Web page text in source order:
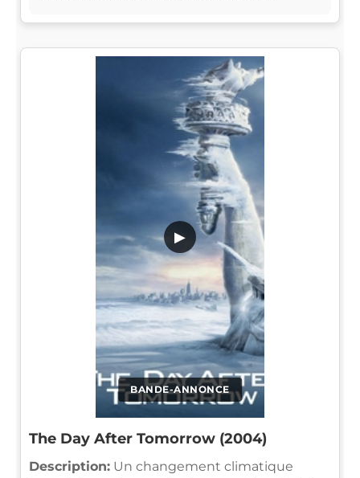
BANDE-ANNONCE
▶
The Day After Tomorrow (2004)
Description: Un changement climatique